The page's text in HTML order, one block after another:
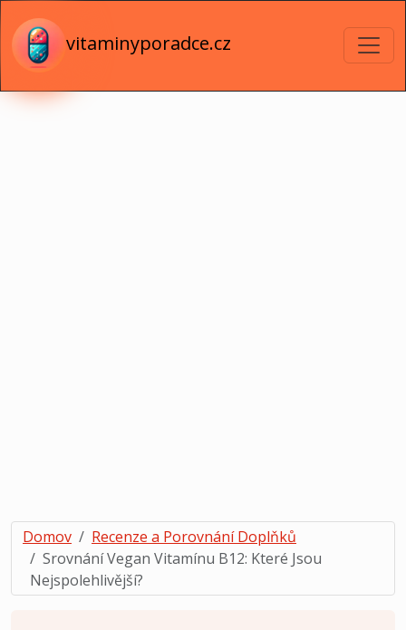
vitaminyporadce.cz
Domov
Recenze a Porovnání Doplňků
Srovnání Vegan Vitamínu B12: Které Jsou
Nejspolehlivější?